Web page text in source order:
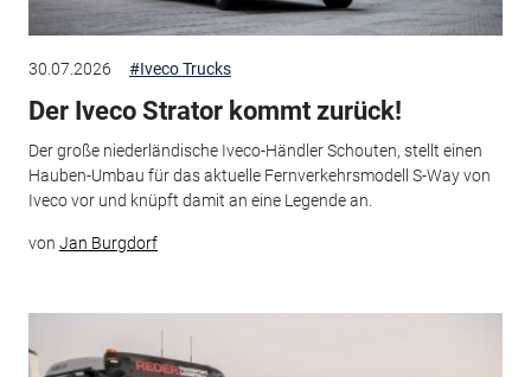
30.07.2026 #Iveco Trucks
Der Iveco Strator kommt zurück!
Der große niederländische Iveco-Händler Schouten, stellt einen
Hauben-Umbau für das aktuelle Fernverkehrsmodell S-Way von
Iveco vor und knüpft damit an eine Legende an.
von Jan Burgdorf